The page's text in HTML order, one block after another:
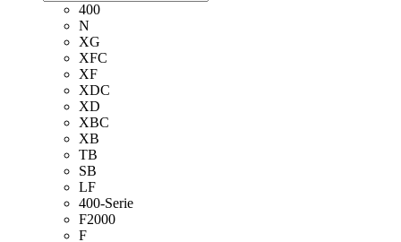
400
N
XG
XFC
XF
XDC
XD
XBC
XB
TB
SB
LF
400-Serie
F2000
F